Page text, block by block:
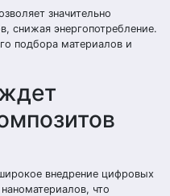
значительно
снижая энергопотребление.
подбора материалов и
внедрение цифровых
что